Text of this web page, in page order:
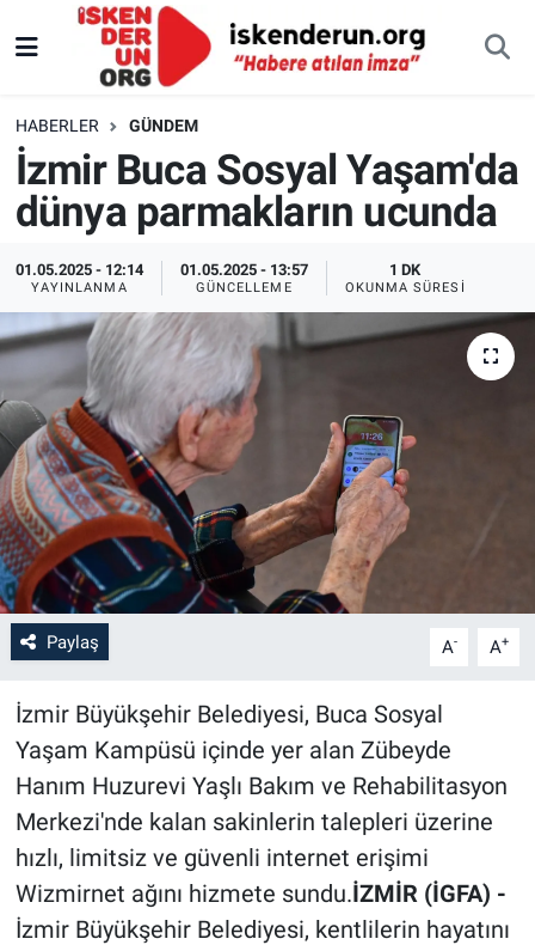
HABERLER GÜNDEM
İzmir Buca Sosyal Yaşam'da
dünya parmakların ucunda
01.05.2025 - 12:14
YAYINLANMA
01.05.2025 - 13:57
GÜNCELLEME
1 DK
OKUNMA SÜRESI
Paylaş A- A+
İzmir Büyükşehir Belediyesi, Buca Sosyal
Yaşam Kampüsü içinde yer alan Zübeyde
Hanım Huzurevi Yaşlı Bakım ve Rehabilitasyon
Merkezi'nde kalan sakinlerin talepleri üzerine
hızlı, limitsiz ve güvenli internet erişimi
Wizmirnet ağını hizmete sundu.İZMİR (İGFA) -
İzmir Büyükşehir Belediyesi, kentlilerin hayatını